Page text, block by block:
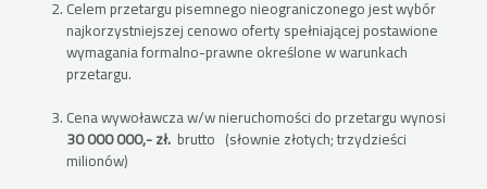
Celem przetargu pisemnego nieograniczonego jest wybór
najkorzystniejszej cenowo oferty spełniającej postawione
wymagania formalno-prawne określone w warunkach
przetargu.
Cena wywoławcza w/w nieruchomości do przetargu wynosi
30 000 000,- zł. brutto (słownie złotych; trzydzieści
milionów)